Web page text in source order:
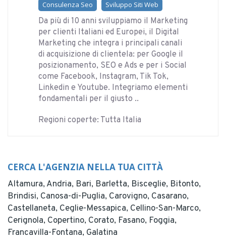
Consulenza Seo
Sviluppo Siti Web
Da più di 10 anni sviluppiamo il Marketing
per clienti Italiani ed Europei, il Digital
Marketing che integra i principali canali
di acquisizione di clientela: per Google il
posizionamento, SEO e Ads e per i Social
come Facebook, Instagram, Tik Tok,
Linkedin e Youtube. Integriamo elementi
fondamentali per il giusto ..
Regioni coperte: Tutta Italia
CERCA L'AGENZIA NELLA TUA CITTÀ
Altamura, Andria, Bari, Barletta, Bisceglie, Bitonto,
Brindisi, Canosa-di-Puglia, Carovigno, Casarano,
Castellaneta, Ceglie-Messapica, Cellino-San-Marco,
Cerignola, Copertino, Corato, Fasano, Foggia,
Francavilla-Fontana, Galatina